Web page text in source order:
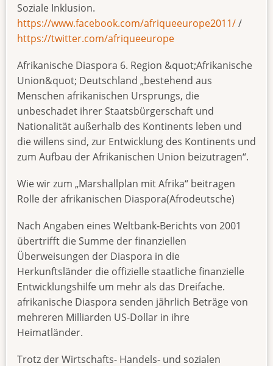
Soziale Inklusion.
https://www.facebook.com/afriqueeurope2011//
https://twitter.com/afriqueeurope
Afrikanische Diaspora 6. Region &quot;Afrikanische
Union&quot; Deutschland „bestehend aus
Menschen afrikanischen Ursprungs, die
unbeschadet ihrer Staatsbürgerschaft und
Nationalität außerhalb des Kontinents leben und
die willens sind, zur Entwicklung des Kontinents und
zum Aufbau der Afrikanischen Union beizutragen“.
Wie wir zum „Marshallplan mit Afrika“ beitragen
Rolle der afrikanischen Diaspora(Afrodeutsche)
Nach Angaben eines Weltbank-Berichts von 2001
übertrifft die Summe der finanziellen
Überweisungen der Diaspora in die
Herkunftsländer die offizielle staatliche finanzielle
Entwicklungshilfe um mehr als das Dreifache.
afrikanische Diaspora senden jährlich Beträge von
mehreren Milliarden US-Dollar in ihre
Heimatländer.
Trotz der Wirtschafts- Handels- und sozialen